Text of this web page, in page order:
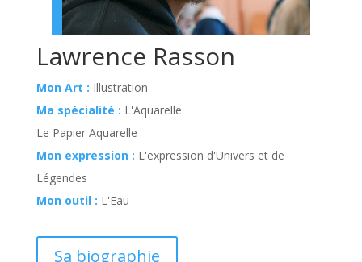
Lawrence Rasson
Mon Art : Illustration
Ma spécialité : L'Aquarelle
Le Papier Aquarelle
Mon expression : L'expression d'Univers et de
Légendes
Mon outil : L'Eau
Sa biographie